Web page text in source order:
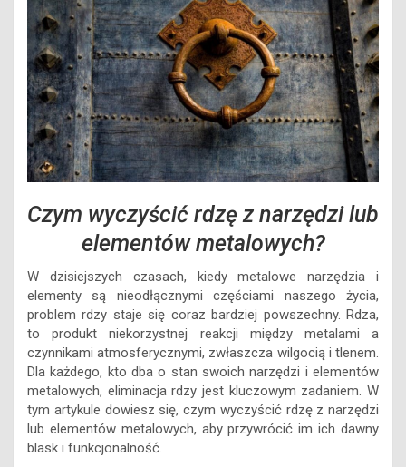
Czym wyczyścić rdzę z narzędzi lub
elementów metalowych?
W dzisiejszych czasach, kiedy metalowe narzędzia i
elementy są nieodłącznymi częściami naszego życia,
problem rdzy staje się coraz bardziej powszechny. Rdza,
to produkt niekorzystnej reakcji między metalami a
czynnikami atmosferycznymi, zwłaszcza wilgocią i tlenem.
Dla każdego, kto dba o stan swoich narzędzi i elementów
metalowych, eliminacja rdzy jest kluczowym zadaniem. W
tym artykule dowiesz się, czym wyczyścić rdzę z narzędzi
lub elementów metalowych, aby przywrócić im ich dawny
blask i funkcjonalność.